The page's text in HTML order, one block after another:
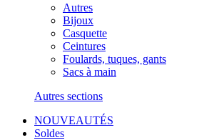
Autres
Bijoux
Casquette
Ceintures
Foulards, tuques, gants
Sacs à main
Autres sections
NOUVEAUTÉS
Soldes